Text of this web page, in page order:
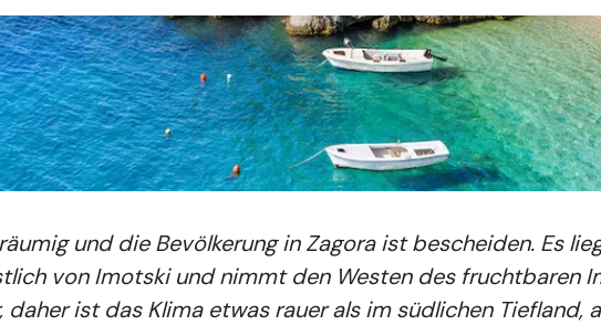
und die Bevölkerung in Zagora ist bescheiden. Es
von Imotski und nimmt den Westen des fruchtbaren
daher ist das Klima etwas rauer als im südlichen Tiefland,